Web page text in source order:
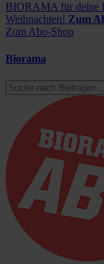
BIORAMA für deine
Weihnachten! Zum
Zum Abo-Shop
Biorama